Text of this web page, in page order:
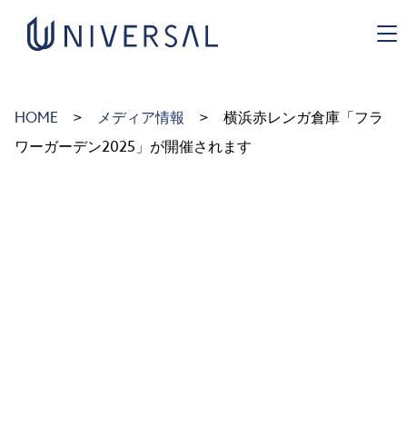
https://uni-green.co.jp/wp-admin/
HOME メディア情報
横浜赤レンガ倉庫「フラ
ワーガーデン2025」が開催されます